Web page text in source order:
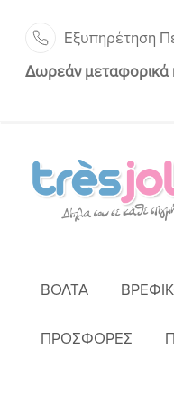
Εξυπηρέτηση
Δωρεάν μεταφορικά
ΒΌΛΤΑ
ΠΡΟΣΦΟΡΕΣ